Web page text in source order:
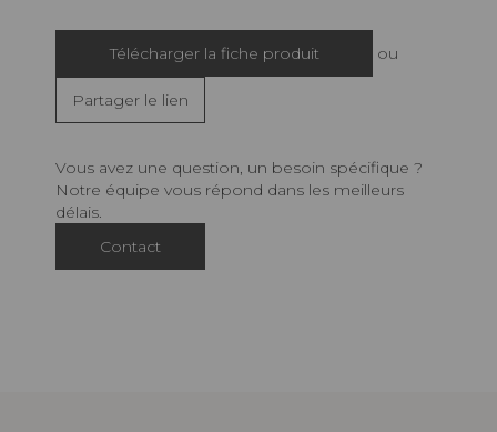
Télécharger la fiche produit ou
Partager le lien
Vous avez une question, un besoin spécifique ?
Notre équipe vous répond dans les meilleurs
délais.
Contact